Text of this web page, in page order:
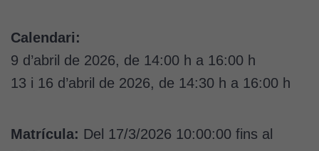
Calendari:
9 d’abril de 2026, de 14:00 h a 16:00 h
13 i 16 d’abril de 2026, de 14:30 h a 16:00 h
Matrícula: Del 17/3/2026 10:00:00 fins al